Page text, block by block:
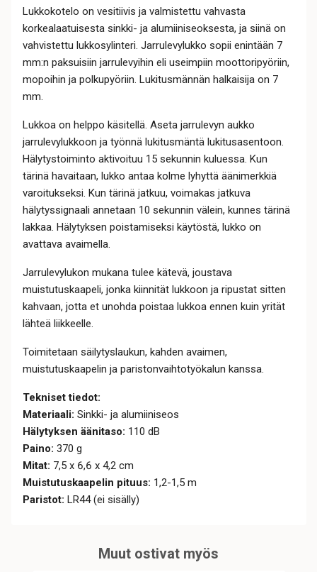
Lukkokotelo on vesitiivis ja valmistettu vahvasta
korkealaatuisesta sinkki- ja alumiiniseoksesta, ja siinä on
vahvistettu lukkosylinteri. Jarrulevylukko sopii enintään 7
mm:n paksuisiin jarrulevyihin eli useimpiin moottoripyöriin,
mopoihin ja polkupyöriin. Lukitusmännän halkaisija on 7
mm.
Lukkoa on helppo käsitellä. Aseta jarrulevyn aukko
jarrulevylukkoon ja työnnä lukitusmäntä lukitusasentoon.
Hälytystoiminto aktivoituu 15 sekunnin kuluessa. Kun
tärinä havaitaan, lukko antaa kolme lyhyttä äänimerkkiä
varoitukseksi. Kun tärinä jatkuu, voimakas jatkuva
hälytyssignaali annetaan 10 sekunnin välein, kunnes tärinä
lakkaa. Hälytyksen poistamiseksi käytöstä, lukko on
avattava avaimella.
Jarrulevylukon mukana tulee kätevä, joustava
muistutuskaapeli, jonka kiinnität lukkoon ja ripustat sitten
kahvaan, jotta et unohda poistaa lukkoa ennen kuin yrität
lähteä liikkeelle.
Toimitetaan säilytyslaukun, kahden avaimen,
muistutuskaapelin ja paristonvaihtotyökalun kanssa.
Tekniset tiedot:
Materiaali: Sinkki- ja alumiiniseos
Hälytyksen äänitaso: 110 dB
Paino: 370 g
Mitat: 7,5 x 6,6 x 4,2 cm
Muistutuskaapelin pituus: 1,2-1,5 m
Paristot: LR44 (ei sisälly)
Muut ostivat myös